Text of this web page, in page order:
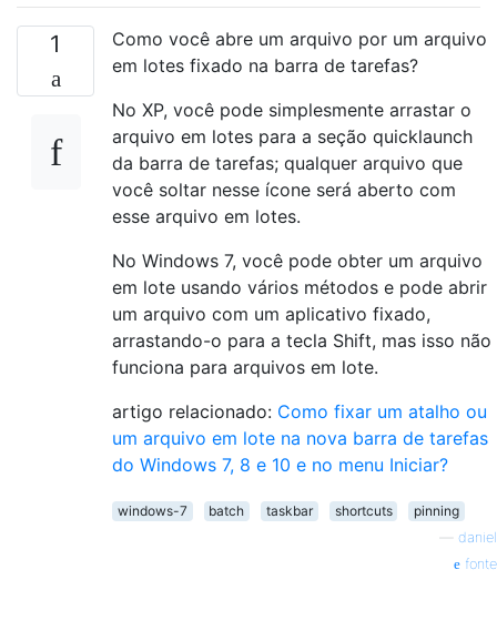
1
Como você abre um arquivo por um arquivo
em lotes fixado na barra de tarefas?
No XP, você pode simplesmente arrastar o
arquivo em lotes para a seção quicklaunch
da barra de tarefas; qualquer arquivo que
você soltar nesse ícone será aberto com
esse arquivo em lotes.
No Windows 7, você pode obter um arquivo
em lote usando vários métodos e pode abrir
um arquivo com um aplicativo fixado,
arrastando-o para a tecla Shift, mas isso não
funciona para arquivos em lote.
artigo relacionado: Como fixar um atalho ou
um arquivo em lote na nova barra de tarefas
do Windows 7, 8 e 10 e no menu Iniciar?
windows-7 batch taskbar shortcuts
pinning
daniel
fonte